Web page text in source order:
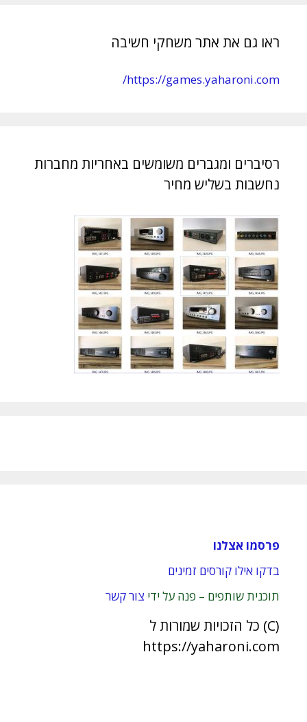
ראו גם את אתר משחקי חשיבה
https://games.yaharoni.com/
רסיברים ומגברים משומשים באחריות מחברות
נחשבות בשליש מחיר
פרסמו אצלנו
בדקו אילו קורסים זמינים
תוכנית שותפים – פנה על ידי צור קשר
(C) כל הזכויות שמורות ל
https://yaharoni.com